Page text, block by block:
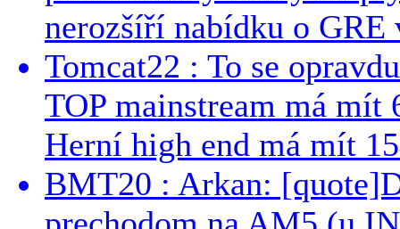
nerozšíří nabídku o GRE
Tomcat22 : To se
TOP mainstream má
Herní high end má mít
BMT20 : Arkan: